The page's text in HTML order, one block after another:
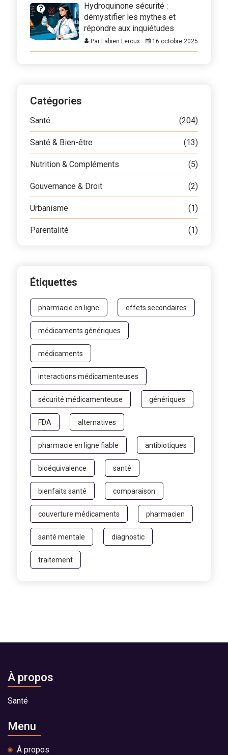
Hydroquinone sécurité :
démystifier les mythes et
répondre aux inquiétudes
Par Fabien Leroux 16 octobre 2025
Catégories
Santé (204)
Santé & Bien-être (13)
Nutrition & Compléments (5)
Gouvernance & Droit (2)
Urbanisme (1)
Parentalité (1)
Étiquettes
pharmacie en ligne effets secondaires
médicaments génériques
médicaments
interactions médicamenteuses
sécurité médicamenteuse génériques
FDA alternatives
pharmacie en ligne fiable antibiotiques
bioéquivalence santé
bienfaits santé comparaison
couverture médicaments pharmacien
santé mentale diagnostic
traitement
À propos
Santé
Menu
À propos